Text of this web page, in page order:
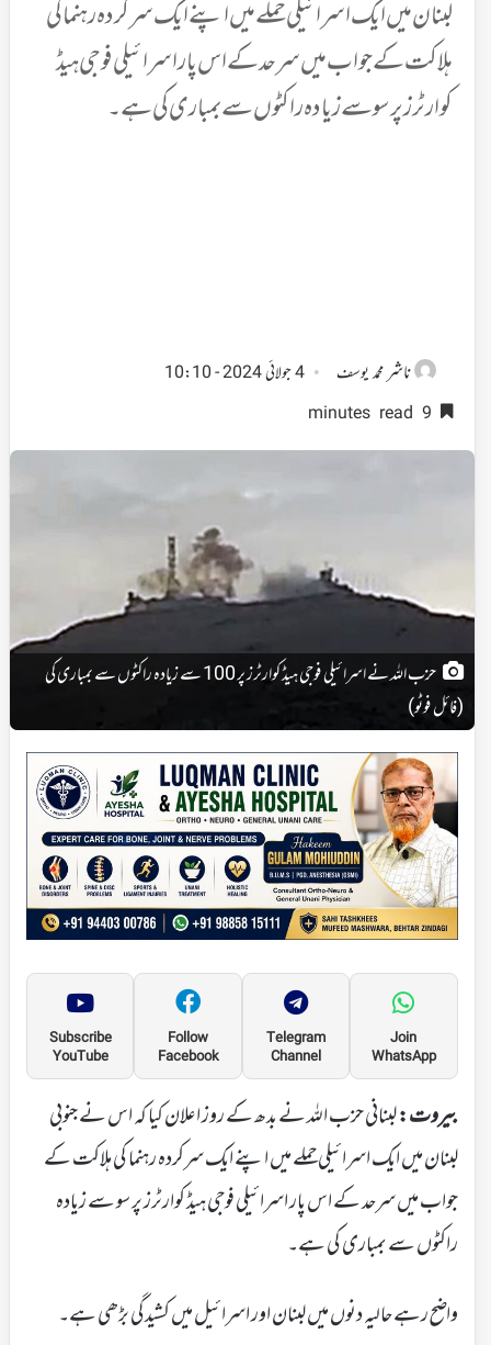
لبنان میں ایک اسرائیلی حملے میں اپنے ایک سرکردہ رہنما کی
ہلاکت کے جواب میں سرحد کے اس پار اسرائیلی فوجی ہیڈ
کوارٹرز پر سو سے زیادہ راکٹوں سے بمباری کی ہے۔
ناشرمحمد یوسف
4 جولائی 2024 - 10:10
حزب اللہ نے اسرائیلی فوجی ہیڈ کوارٹرز پر 100 سے زیادہ راکٹوں سے بمباری کی
(فائل فوٹو)
Join
WhatsApp
Telegram
Channel
Follow
Facebook
Subscribe
YouTube
بیروت:لبنانی حزب اللہ نے بدھ کے روز اعلان کیا کہ اس نے جنوبی
لبنان میں ایک اسرائیلی حملے میں اپنے ایک سرکردہ رہنما کی ہلاکت کے
جواب میں سرحد کے اس پار اسرائیلی فوجی ہیڈ کوارٹرز پر سو سے زیادہ
راکٹوں سے بمباری کی ہے۔
واضح رہے حالیہ دنوں میں لبنان اور اسرائیل میں کشیدگی بڑھی ہے۔